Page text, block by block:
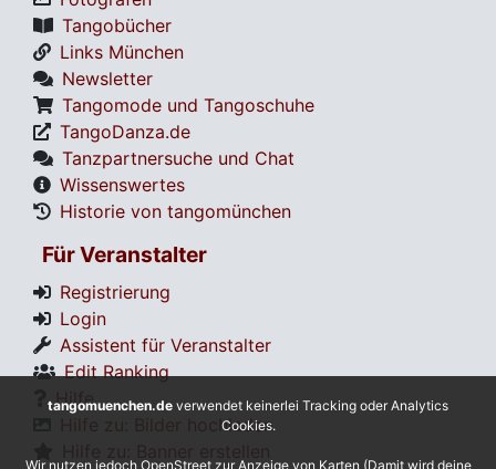
Tangobücher
Links München
Newsletter
Tangomode und Tangoschuhe
TangoDanza.de
Tanzpartnersuche und Chat
Wissenswertes
Historie von tangomünchen
Für Veranstalter
Registrierung
Login
Assistent für Veranstalter
Edit Ranking
Hilfe
Hilfe zu: Bilder hochladen
tangomuenchen.de verwendet keinerlei Tracking oder Analytics
Cookies.
Wir nutzen jedoch OpenStreet zur Anzeige von Karten (Damit wird deine